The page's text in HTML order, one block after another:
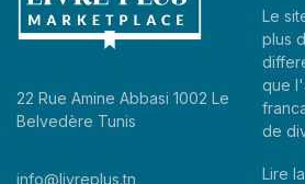
22 Rue Amine Abbasi 1002 Le
Belvedère Tunis
info@livreplus.tn
Le
plus
que
de
Lire